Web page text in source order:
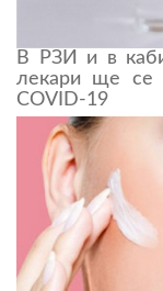
В РЗИ и в
лекари ще се
COVID-19